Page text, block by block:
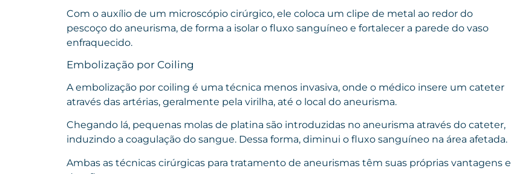
Com o auxílio de um microscópio cirúrgico, ele coloca um clipe de metal ao redor do
pescoço do aneurisma, de forma a isolar o fluxo sanguíneo e fortalecer a parede do vaso
enfraquecido.
Embolização por Coiling
A embolização por coiling é uma técnica menos invasiva, onde o médico insere um cateter
através das artérias, geralmente pela virilha, até o local do aneurisma.
Chegando lá, pequenas molas de platina são introduzidas no aneurisma através do cateter,
induzindo a coagulação do sangue. Dessa forma, diminui o fluxo sanguíneo na área afetada.
Ambas as técnicas cirúrgicas para tratamento de aneurismas têm suas próprias vantagens e